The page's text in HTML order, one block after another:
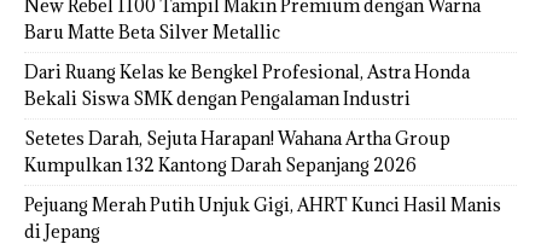
New Rebel 1100 Tampil Makin Premium dengan Warna
Baru Matte Beta Silver Metallic
Dari Ruang Kelas ke Bengkel Profesional, Astra Honda
Bekali Siswa SMK dengan Pengalaman Industri
Setetes Darah, Sejuta Harapan! Wahana Artha Group
Kumpulkan 132 Kantong Darah Sepanjang 2026
Pejuang Merah Putih Unjuk Gigi, AHRT Kunci Hasil Manis
di Jepang